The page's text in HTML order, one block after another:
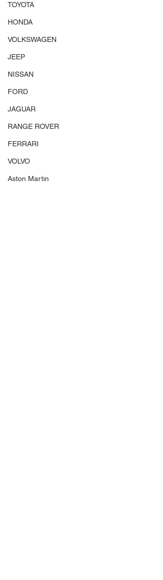
TOYOTA
HONDA
VOLKSWAGEN
JEEP
NISSAN
FORD
JAGUAR
RANGE ROVER
FERRARI
VOLVO
Aston Martin